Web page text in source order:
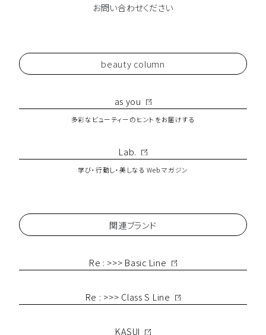
お問い合わせください
beauty column
as you
多彩なビューティーのヒントをお届けする
Lab.
学び・行動し・美しなる Web マガジン
関連ブランド
Re : >>> Basic Line
Re : >>> Class S Line
KASUI